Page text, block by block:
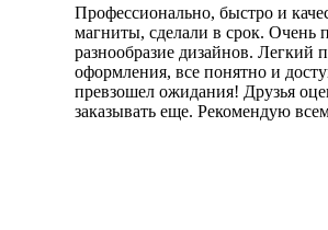
Профессионально, быстро и
магниты, сделали в срок. Очень
разнообразие дизайнов. Легкий
оформления, все понятно и
превзошел ожидания! Друзья
заказывать еще. Рекомендую